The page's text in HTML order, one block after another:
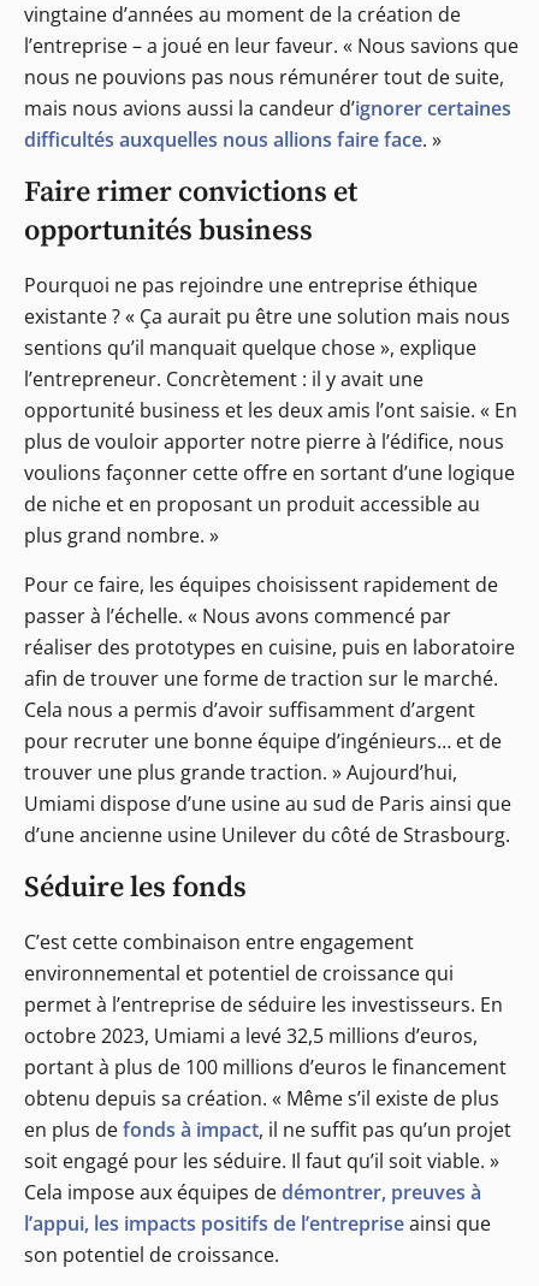
vingtaine d’années au moment de la création de
l’entreprise – a joué en leur faveur. « Nous savions que
nous ne pouvions pas nous rémunérer tout de suite,
mais nous avions aussi la candeur d’ignorer certaines
difficultés auxquelles nous allions faire face. »
Faire rimer convictions et
opportunités business
Pourquoi ne pas rejoindre une entreprise éthique
existante ? « Ça aurait pu être une solution mais nous
sentions qu’il manquait quelque chose », explique
l’entrepreneur. Concrètement : il y avait une
opportunité business et les deux amis l’ont saisie. « En
plus de vouloir apporter notre pierre à l’édifice, nous
voulions façonner cette offre en sortant d’une logique
de niche et en proposant un produit accessible au
plus grand nombre. »
Pour ce faire, les équipes choisissent rapidement de
passer à l’échelle. « Nous avons commencé par
réaliser des prototypes en cuisine, puis en laboratoire
afin de trouver une forme de traction sur le marché.
Cela nous a permis d’avoir suffisamment d’argent
pour recruter une bonne équipe d’ingénieurs… et de
trouver une plus grande traction. » Aujourd’hui,
Umiami dispose d’une usine au sud de Paris ainsi que
d’une ancienne usine Unilever du côté de Strasbourg.
Séduire les fonds
C’est cette combinaison entre engagement
environnemental et potentiel de croissance qui
permet à l’entreprise de séduire les investisseurs. En
octobre 2023, Umiami a levé 32,5 millions d’euros,
portant à plus de 100 millions d’euros le financement
obtenu depuis sa création. « Même s’il existe de plus
en plus defonds à impact, il ne suffit pas qu’un projet
soit engagé pour les séduire. Il faut qu’il soit viable. »
Cela impose aux équipes dedémontrer, preuves à
l’appui, les impacts positifs de l’entrepriseainsi que
son potentiel de croissance.